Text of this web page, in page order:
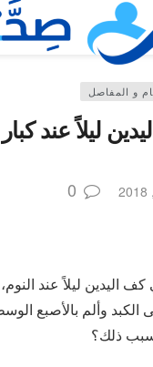
و المفاصل
ليلاً عند
0
اليدين ليلاً عند
الكبد وألم بالأصبع
سبب ذلك؟